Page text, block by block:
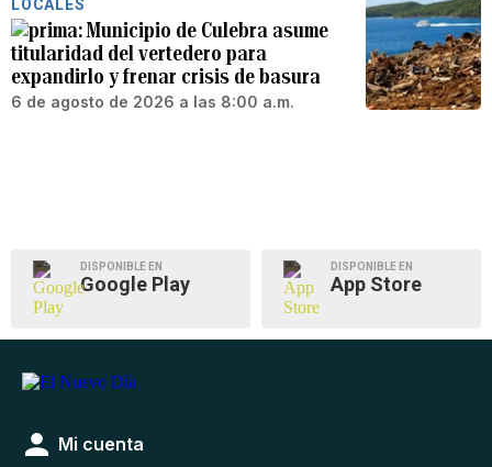
LOCALES
Municipio de Culebra asume
titularidad del vertedero para
expandirlo y frenar crisis de basura
6 de agosto de 2026 a las 8:00 a.m.
DISPONIBLE EN
Google Play
DISPONIBLE EN
App Store
Mi cuenta